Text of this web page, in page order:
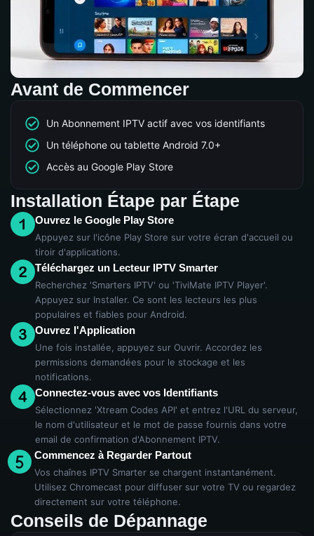
Avant de Commencer
Un Abonnement IPTV actif avec vos identifiants
Un téléphone ou tablette Android 7.0+
Accès au Google Play Store
Installation Étape par Étape
Ouvrez le Google Play Store
Appuyez sur l'icône Play Store sur votre écran d'accueil ou
tiroir d'applications.
Téléchargez un Lecteur IPTV Smarter
Recherchez 'Smarters IPTV' ou 'TiviMate IPTV Player'.
Appuyez sur Installer. Ce sont les lecteurs les plus
populaires et fiables pour Android.
Ouvrez l'Application
Une fois installée, appuyez sur Ouvrir. Accordez les
permissions demandées pour le stockage et les
notifications.
Connectez-vous avec vos Identifiants
Sélectionnez 'Xtream Codes API' et entrez l'URL du serveur,
le nom d'utilisateur et le mot de passe fournis dans votre
email de confirmation d'Abonnement IPTV.
Commencez à Regarder Partout
Vos chaînes IPTV Smarter se chargent instantanément.
Utilisez Chromecast pour diffuser sur votre TV ou regardez
directement sur votre téléphone.
Conseils de Dépannage